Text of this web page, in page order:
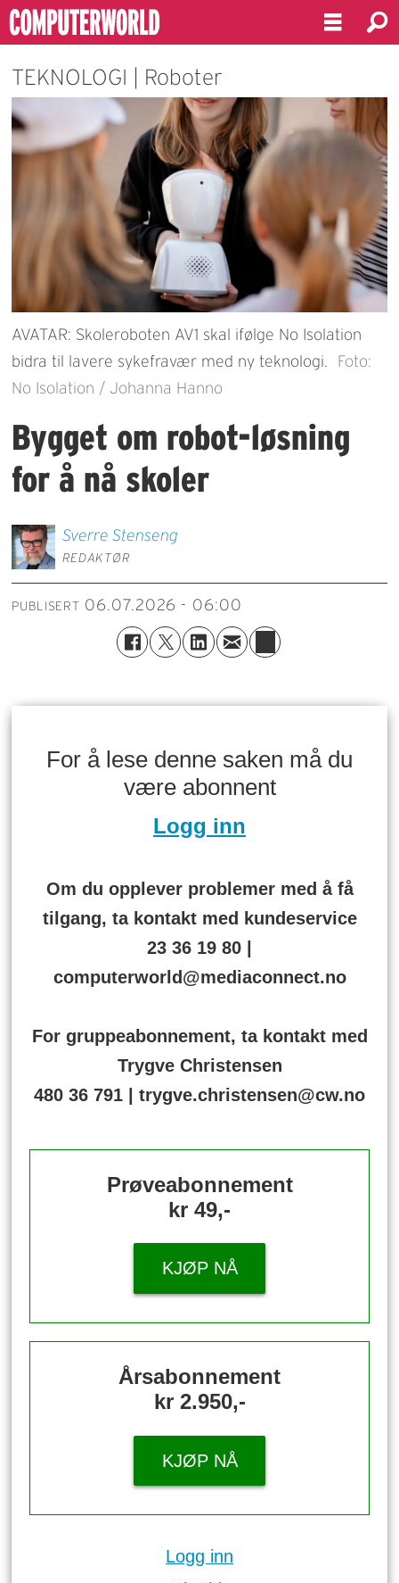
TEKNOLOGI | Roboter
AVATAR: Skoleroboten AV1 skal ifølge No Isolation
bidra til lavere sykefravær med ny teknologi.
Foto:
No Isolation / Johanna Hanno
Bygget om robot-løsning
for å nå skoler
Sverre Stenseng
REDAKTØR
PUBLISERT 06.07.2026 - 06:00
For å lese denne saken må du
være abonnent
Logg inn
Om du opplever problemer med å få
tilgang, ta kontakt med kundeservice
23 36 19 80 |
computerworld@mediaconnect.no
For gruppeabonnement, ta kontakt med
Trygve Christensen
480 36 791 | trygve.christensen@cw.no
Prøveabonnement
kr 49,-
KJØP NÅ
Årsabonnement
kr 2.950,-
KJØP NÅ
Logg inn